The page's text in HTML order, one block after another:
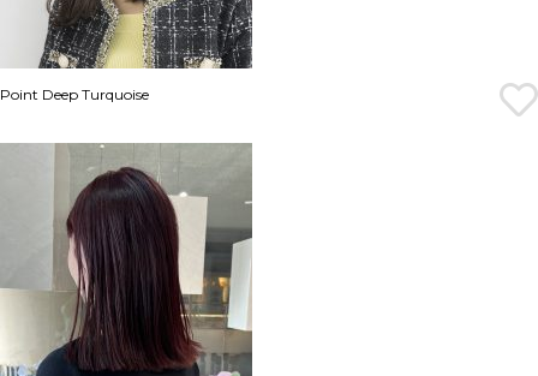
Point Deep Turquoise